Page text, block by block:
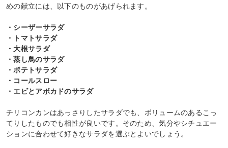
めの献立には、以下のものがあげられます。
・シーザーサラダ
・トマトサラダ
・大根サラダ
・蒸し鳥のサラダ
・ポテトサラダ
・コールスロー
・エビとアボカドのサラダ
チリコンカンはあっさりしたサラダでも、ボリュームのあるこっ
てりしたものでも相性が良いです。そのため、気分やシチュエー
ションに合わせて好きなサラダを選ぶとよいでしょう。